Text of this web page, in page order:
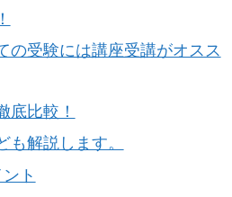
の受験には講座受講がオスス
底比較！
解説します。
ト